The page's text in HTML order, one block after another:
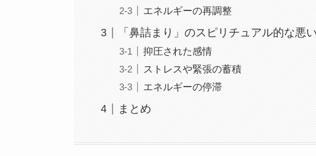
エネルギーの再調整
「鼻詰まり」のスピリチュアル的な悪
抑圧された感情
ストレスや緊張の蓄積
エネルギーの停滞
まとめ